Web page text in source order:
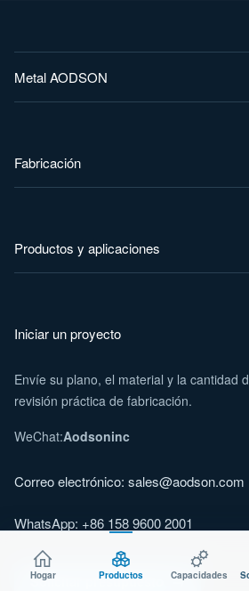
Metal AODSON
Fabricación
Productos y aplicaciones
Iniciar un proyecto
Envíe su plano, el material y la cantidad
revisión práctica de fabricación.
WeChat:Aodsoninc
Correo electrónico: sales@aodson.com
WhatsApp: +86 158 9600 2001
Solicitar presupuesto
Hogar Productos Capacidades